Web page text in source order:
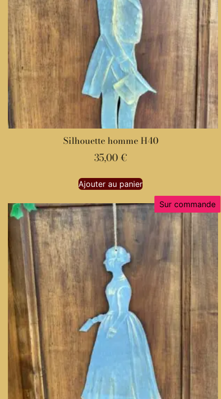
Silhouette homme H40
35,00€
Ajouter au panier
Sur commande